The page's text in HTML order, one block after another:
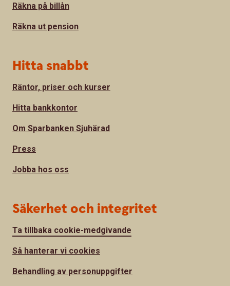
Räkna på billån
Räkna ut pension
Hitta snabbt
Räntor, priser och kurser
Hitta bankkontor
Om Sparbanken Sjuhärad
Press
Jobba hos oss
Säkerhet och integritet
Ta tillbaka cookie-medgivande
Så hanterar vi cookies
Behandling av personuppgifter